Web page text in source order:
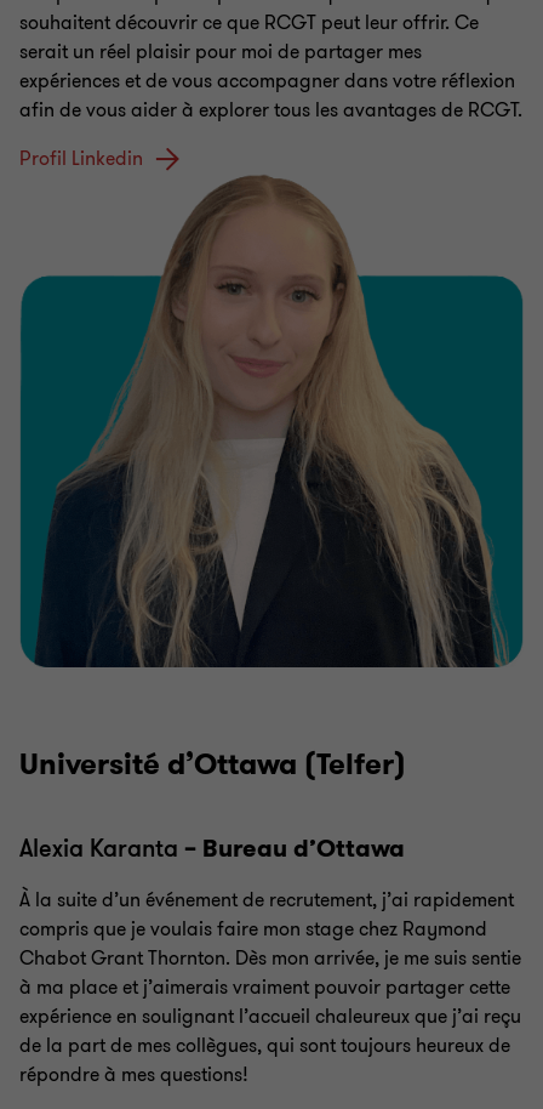
souhaitent découvrir ce que RCGT peut leur offrir. Ce
serait un réel plaisir pour moi de partager mes
expériences et de vous accompagner dans votre réflexion
afin de vous aider à explorer tous les avantages de RCGT.
Profil Linkedin
Université d’Ottawa (Telfer)
Alexia Karanta – Bureau d’Ottawa
À la suite d’un événement de recrutement, j’ai rapidement
compris que je voulais faire mon stage chez Raymond
Chabot Grant Thornton. Dès mon arrivée, je me suis sentie
à ma place et j’aimerais vraiment pouvoir partager cette
expérience en soulignant l’accueil chaleureux que j’ai reçu
de la part de mes collègues, qui sont toujours heureux de
répondre à mes questions!